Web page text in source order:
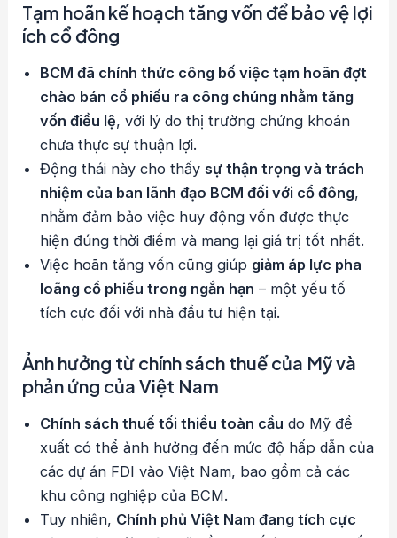
Tạm hoãn kế hoạch tăng vốn để bảo vệ lợi
ích cổ đông
BCM đã chính thức công bố việc tạm hoãn đợt
chào bán cổ phiếu ra công chúng nhằm tăng
vốn điều lệ, với lý do thị trường chứng khoán
chưa thực sự thuận lợi.
Động thái này cho thấy sự thận trọng và trách
nhiệm của ban lãnh đạo BCM đối với cổ đông,
nhằm đảm bảo việc huy động vốn được thực
hiện đúng thời điểm và mang lại giá trị tốt nhất.
Việc hoãn tăng vốn cũng giúp giảm áp lực pha
loãng cổ phiếu trong ngắn hạn – một yếu tố
tích cực đối với nhà đầu tư hiện tại.
Ảnh hưởng từ chính sách thuế của Mỹ và
phản ứng của Việt Nam
Chính sách thuế tối thiểu toàn cầu do Mỹ đề
xuất có thể ảnh hưởng đến mức độ hấp dẫn của
các dự án FDI vào Việt Nam, bao gồm cả các
khu công nghiệp của BCM.
Tuy nhiên, Chính phủ Việt Nam đang tích cực